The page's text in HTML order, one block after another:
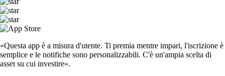
«Questa app è a misura d'utente. Ti premia mentre impari, l'iscrizione è
semplice e le notifiche sono personalizzabili. C'è un'ampia scelta di
asset su cui investire».